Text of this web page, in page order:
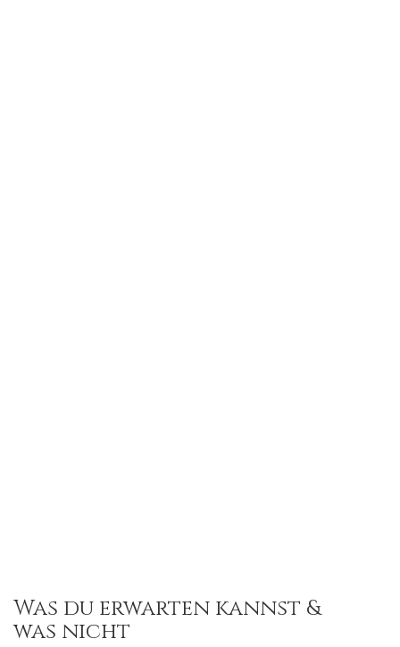
Was du erwarten kannst &
was nicht